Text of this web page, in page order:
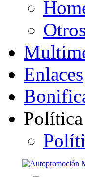
Enlaces